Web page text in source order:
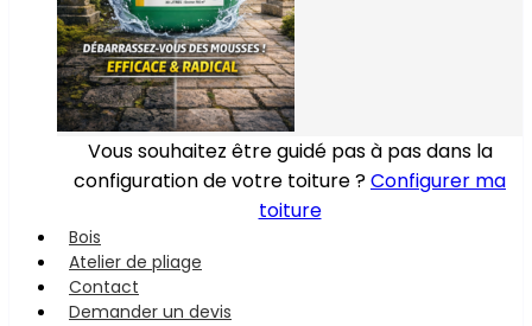
Vous souhaitez être guidé pas à pas dans la
configuration de votre toiture ?Configurer ma
toiture
Bois
Atelier de pliage
Contact
Demander un devis